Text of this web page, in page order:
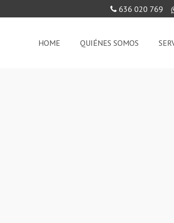
636 020 769
HOME QUIÉNES SOMOS